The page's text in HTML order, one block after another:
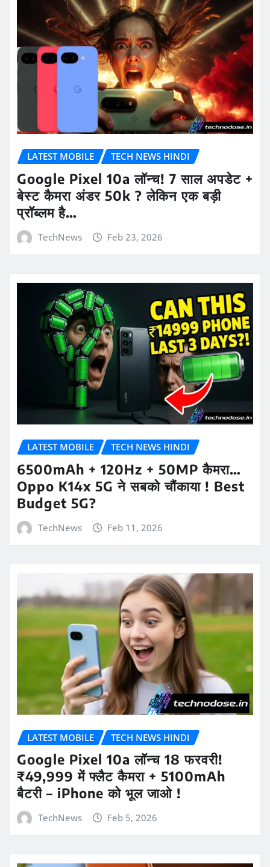
LATEST MOBILE TECH NEWS HINDI
Google Pixel 10a लॉन्च! 7 साल अपडेट +
बेस्ट कैमरा अंडर 50k ? लेकिन एक बड़ी
प्रॉब्लम है…
TechNews Feb 23, 2026
LATEST MOBILE TECH NEWS HINDI
6500mAh + 120Hz + 50MP कैमरा…
Oppo K14x 5G ने सबको चौंकाया ! Best
Budget 5G?
TechNews Feb 11, 2026
LATEST MOBILE TECH NEWS HINDI
Google Pixel 10a लॉन्च 18 फरवरी!
₹49,999 में फ्लैट कैमरा + 5100mAh
बैटरी – iPhone को भूल जाओ !
TechNews Feb 5, 2026